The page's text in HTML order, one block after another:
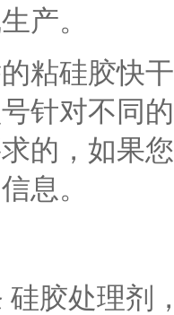
产。
粘硅胶快
针对不同
的，如果
息。
硅胶处理剂